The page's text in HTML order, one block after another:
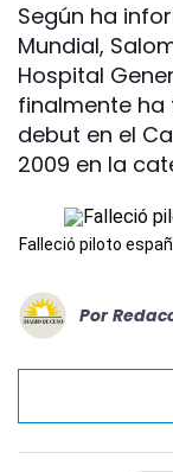
Según ha
Mundial,
Hospital
finalmente ha
debut en el
2009 en la
Falleció piloto
Por